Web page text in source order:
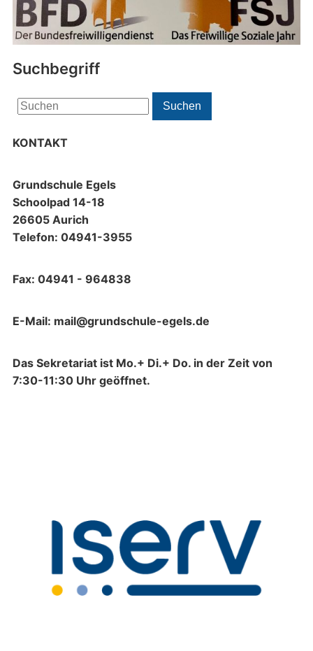
Suchbegriff
Search
for:
Suchen
KONTAKT
Grundschule Egels
Schoolpad 14-18
26605 Aurich
Telefon: 04941-3955
Fax: 04941 - 964838
E-Mail: mail@grundschule-egels.de
Das Sekretariat ist Mo.+ Di.+ Do. in der Zeit von
7:30-11:30 Uhr geöffnet.